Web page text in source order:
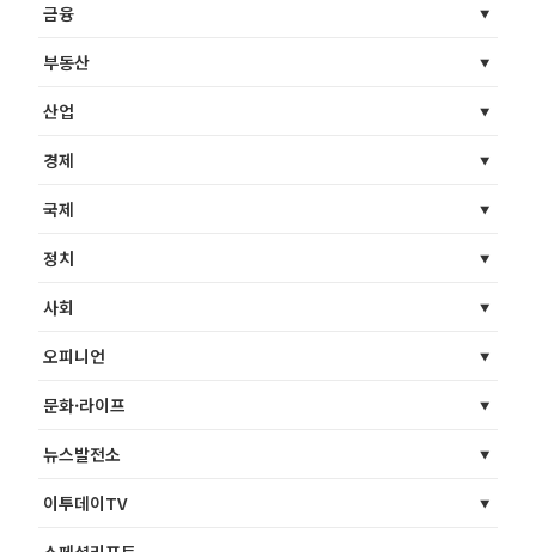
금융
부동산
산업
경제
국제
정치
사회
오피니언
문화·라이프
뉴스발전소
이투데이TV